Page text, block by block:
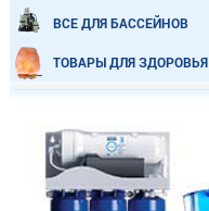
ВСЕ ДЛЯ БАССЕЙНОВ
ТОВАРЫ ДЛЯ ЗДОРОВЬЯ